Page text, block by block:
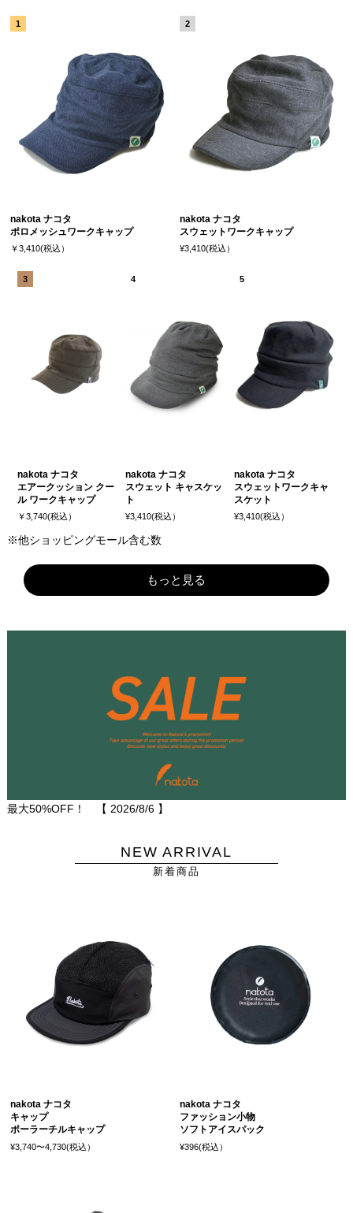
nakota ナコタ
ポロメッシュワークキャップ
￥3,410(税込）
nakota ナコタ
スウェットワークキャップ
¥3,410(税込）
nakota ナコタ
エアークッション クー
ル ワークキャップ
￥3,740(税込）
nakota ナコタ
スウェット キャスケッ
ト
¥3,410(税込）
nakota ナコタ
スウェットワークキャ
スケット
¥3,410(税込）
※他ショッピングモール含む数
もっと見る
最大50%OFF！ 【 2026/8/6】
NEW ARRIVAL
新着商品
nakota ナコタ
キャップ
ポーラーチルキャップ
¥3,740〜4,730(税込）
nakota ナコタ
ファッション小物
ソフトアイスパック
¥396(税込）